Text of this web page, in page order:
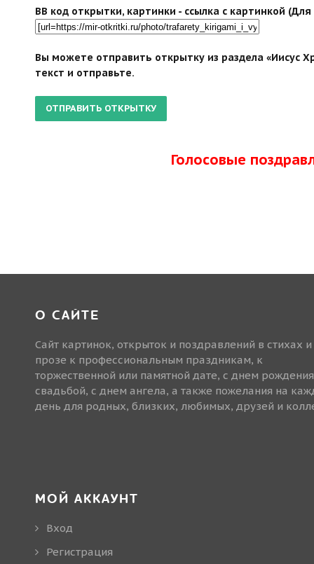
BB код открытки, картинки - ссылка с картинкой
Вы можете отправить открытку из раздела «Иисус
текст и отправьте.
Голосовые
О САЙТЕ
Сайт картинок, открыток и поздравлений в стихах и
прозе к профессиональным праздникам, к
торжественной или памятной дате, с днем
свадьбой, с днем ангела, а также пожелания на
день для родных, близких, любимых, друзей и
МОЙ АККАУНТ
Вход
Регистрация